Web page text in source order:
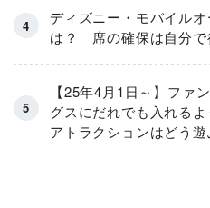
ディズニー・モバイル
は？ 席の確保は自分で
【25年4月1日～】ファ
グスにだれでも入れる
アトラクションはどう遊